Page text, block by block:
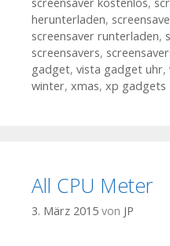
herunterladen,
screensaver runterladen,
screensavers,
gadget, vista gadget uhr,
winter, xmas, xp gadgets
All CPU Meter
3. März 2015 von JP